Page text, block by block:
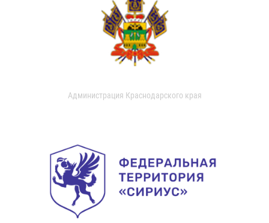
Администрация Краснодарского края